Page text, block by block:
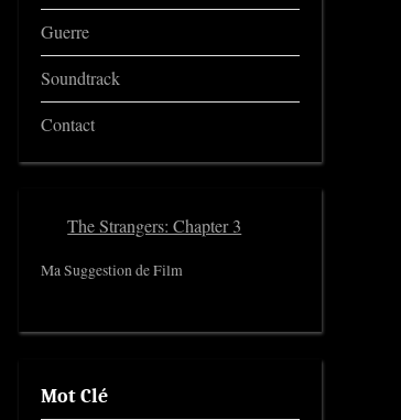
Guerre
Soundtrack
Contact
The Strangers: Chapter 3
Ma Suggestion de Film
Mot Clé